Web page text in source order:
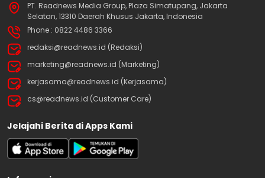
PT. Readnews Media Group, Plaza Simatupang, Jakarta
Selatan, 13310 Daerah Khusus Jakarta, Indonesia
Phone : 0822 4486 3366
redaksi@readnews.id (Redaksi)
marketing@readnews.id (Marketing)
kerjasama@readnews.id (Kerjasama)
cs@readnews.id (Customer Care)
Jelajahi Berita di Apps Kami